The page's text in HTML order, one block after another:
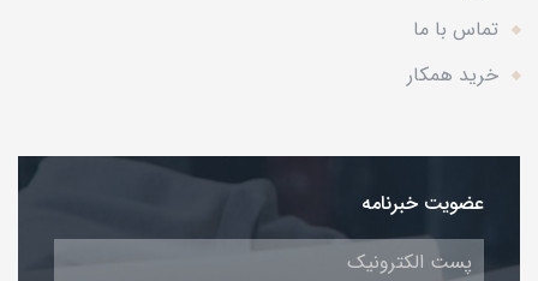
تماس با ما
خرید همکار
عضویت خبرنامه